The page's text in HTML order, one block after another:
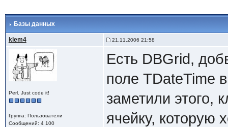
Базы данных
klem4 21.11.2006 21:58
Perl. Just code it!
Группа: Пользователи
Сообщений: 4 100
Есть DBGrid,
поле TDateTime
заметили
ячейку, которую